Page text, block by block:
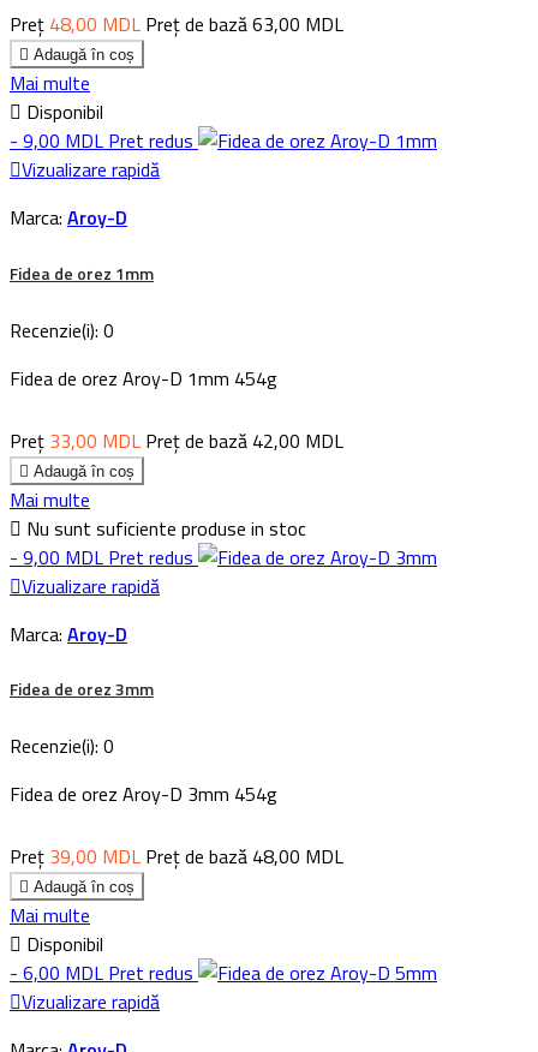
Preț 48,00 MDL Preț de bază63,00 MDL
 Adaugă în coș
Mai multe
 Disponibil
- 9,00 MDL Pret redus
Vizualizare rapidă
Marca: Aroy-D
Fidea de orez 1mm
Recenzie(i): 0
Fidea de orez Aroy-D 1mm 454g
Preț 33,00 MDL Preț de bază 42,00 MDL
 Adaugă în coș
Mai multe
 Nu sunt suficiente produse in stoc
- 9,00 MDL Pret redus
Vizualizare rapidă
Marca: Aroy-D
Fidea de orez 3mm
Recenzie(i): 0
Fidea de orez Aroy-D 3mm 454g
Preț 39,00 MDL Preț de bază 48,00 MDL
 Adaugă în coș
Mai multe
 Disponibil
- 6,00 MDL Pret redus
Vizualizare rapidă